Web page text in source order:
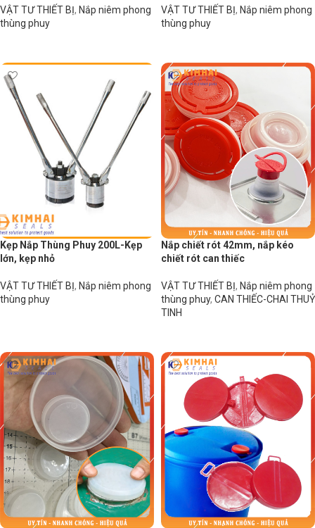
VẬT TƯ THIẾT BỊ, Nắp niêm phong
thùng phuy
VẬT TƯ THIẾT BỊ, Nắp niêm phong
thùng phuy
Kẹp Nắp Thùng Phuy 200L-Kẹp
lớn, kẹp nhỏ
VẬT TƯ THIẾT BỊ, Nắp niêm phong
thùng phuy
Nắp chiết rót 42mm, nắp kéo
chiết rót can thiếc
VẬT TƯ THIẾT BỊ, Nắp niêm phong
thùng phuy, CAN THIẾC-CHAI THUỶ
TINH